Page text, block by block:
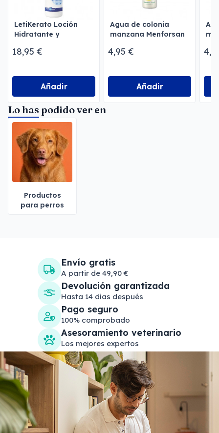
LetiKerato Loción
Hidratante y
Perros
18,95 €
Añadir
Agua de colonia
manzana Menforsan
4,95 €
Añadir
Lo has podido ver en
Productos
para perros
Envío gratis
A partir de 49,90 €
Devolución garantizada
Hasta 14 días después
Pago seguro
100% comprobado
Asesoramiento veterinario
Los mejores expertos